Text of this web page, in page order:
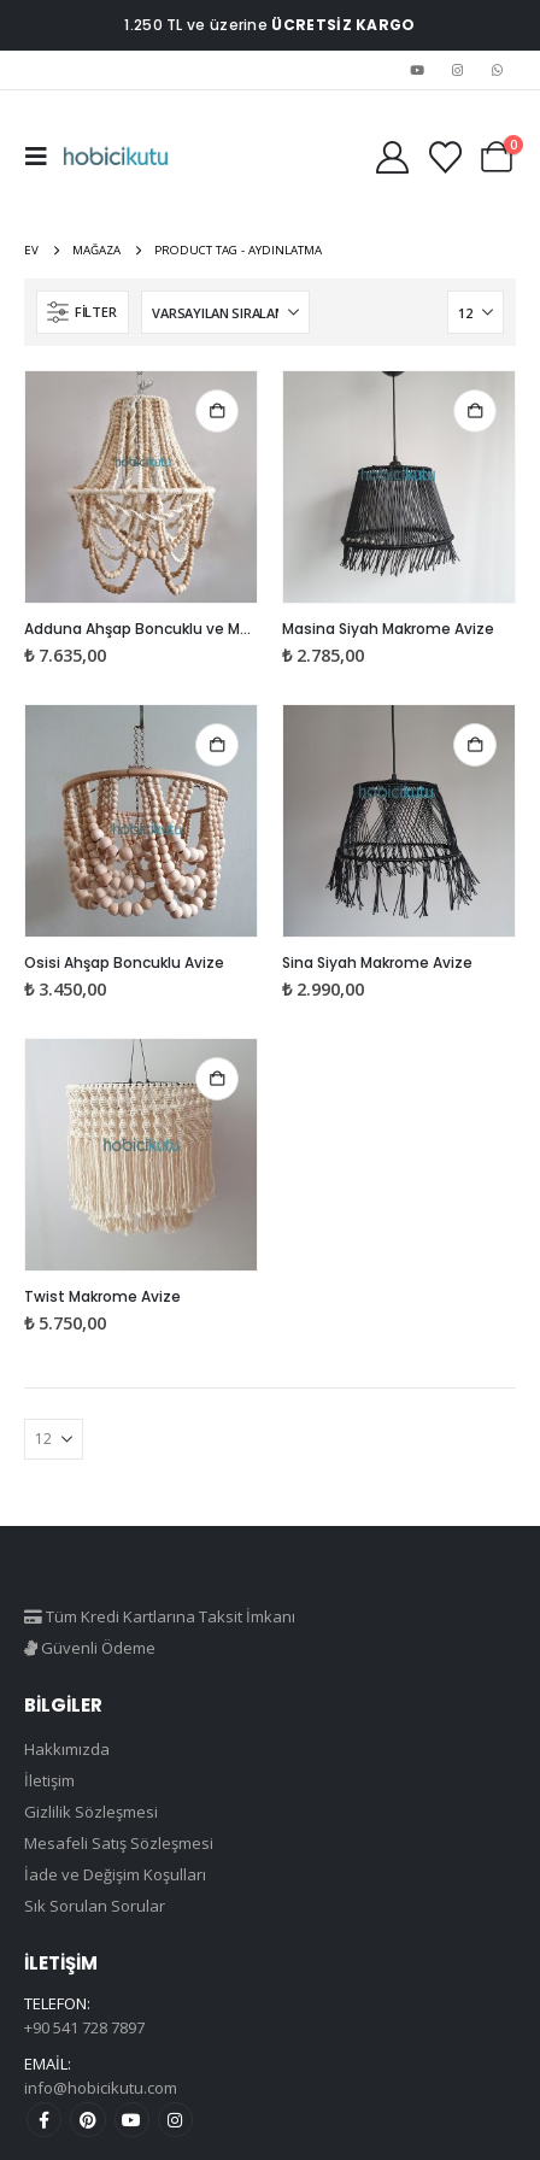
1.250 TL ve üzerine ÜCRETSİZ KARGO
0
EV MAĞAZA PRODUCT TAG - AYDINLATMA
FILTER
Adduna Ahşap Boncuklu ve Makrome Detaylı El Yapımı Avize
₺7.635,00
Masina Siyah Makrome Avize
₺2.785,00
Osisi Ahşap Boncuklu Avize
₺3.450,00
Sina Siyah Makrome Avize
₺2.990,00
Twist Makrome Avize
₺5.750,00
Tüm Kredi Kartlarına Taksit İmkanı
Güvenli Ödeme
BILGILER
Hakkımızda
İletişim
Gizlilik Sözleşmesi
Mesafeli Satış Sözleşmesi
İade ve Değişim Koşulları
Sık Sorulan Sorular
İLETIŞIM
TELEFON:
+90 541 728 7897
EMAIL:
info@hobicikutu.com